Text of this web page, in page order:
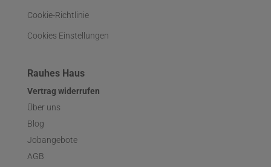
Cookie-Richtlinie
Cookies Einstellungen
Rauhes Haus
Vertrag widerrufen
Über uns
Blog
Jobangebote
AGB